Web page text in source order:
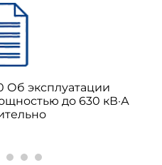
Об эксплуатации
до 630 кВ·А